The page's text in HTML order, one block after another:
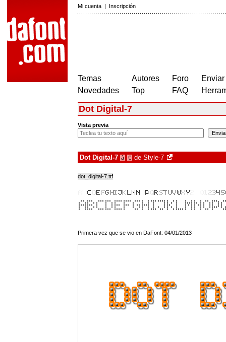
Mi cuenta | Inscripción
Temas
Novedades
Autores
Top
Foro
FAQ
Dot Digital-7
Vista previa
Dot Digital-7 à € de Style-7
dot_digital-7.ttf
Primera vez que se vio en DaFont: 04/01/2013